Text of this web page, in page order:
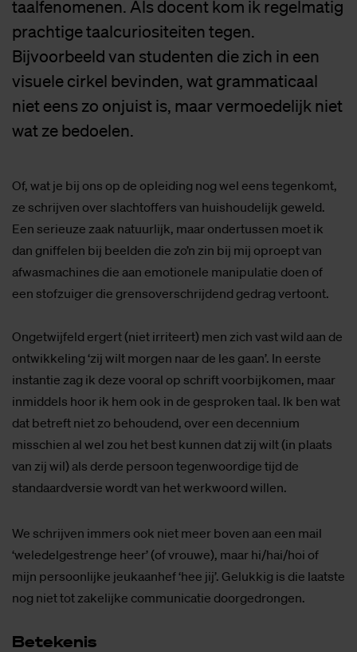
taalfenomenen. Als docent kom ik regelmatig
prachtige taalcuriositeiten tegen.
Bijvoorbeeld van studenten die zich in een
visuele cirkel bevinden, wat grammaticaal
niet eens zo onjuist is, maar vermoedelijk niet
wat ze bedoelen.
Of, wat je bij ons op de opleiding nog wel eens tegenkomt,
ze schrijven over slachtoffers van huishoudelijk geweld.
Een serieuze zaak natuurlijk, maar ondertussen moet ik
dan gniffelen bij beelden die zo’n zin bij mij oproept van
afwasmachines die aan emotionele manipulatie doen of
een stofzuiger die grensoverschrijdend gedrag vertoont.
Ongetwijfeld ergert (niet irriteert) men zich vast wild aan de
ontwikkeling ‘zij wilt morgen naar de les gaan’. In eerste
instantie zag ik deze vooral op schrift voorbijkomen, maar
inmiddels hoor ik hem ook in de gesproken taal. Ik ben wat
dat betreft niet zo behoudend, over een decennium
misschien al wel zou het best kunnen dat zij wilt (in plaats
van zij wil) als derde persoon tegenwoordige tijd de
standaardversie wordt van het werkwoord willen.
We schrijven immers ook niet meer boven aan een mail
‘weledelgestrenge heer’ (of vrouwe), maar hi/hai/hoi of
mijn persoonlijke jeukaanhef ‘hee jij’. Gelukkig is die laatste
nog niet tot zakelijke communicatie doorgedrongen.
Be­te­ke­nis